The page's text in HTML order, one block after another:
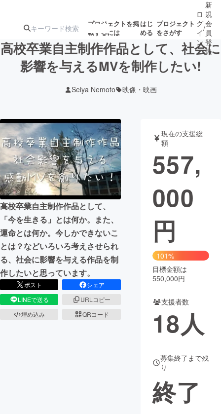
プロジェクトを掲
載するには
はじ
める
プロジェクト
をさがす
ジェクト
募集終了が近いプ
ロジェクト
アート・写真 音楽
テクノロジー・ガジェット ゲーム・サ
映像・映画
ビジネス・起業
まちづくり・地域活性化
CAMPFIRE for Social Good
CAMPFIRE Creation
CAMPFIREふるさと納税
コミュニティ
ロ
グ
イ
ン
/
新
規
会
員
登
録
高校卒業自主制作作品として、社会に
影響を与えるMVを制作したい!
Seiya Nemoto 映像・映画
高校卒業自主制作作品として、
「今を生きる」とは何か。また、
運命とは何か。今しかできないこ
とは？などいろいろ考えさせられ
る、社会に影響を与える作品を制
作したいと思っています。
ポスト
シェア
LINEで送る
URLコピー
埋め込み
QRコード
現在の支援総
額
557,
000
円
101%
目標金額は
550,000円
支援者数
18人
募集終了まで残
り
終了